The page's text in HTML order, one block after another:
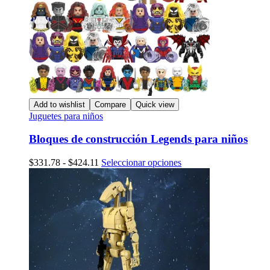
Add to wishlist Compare Quick view
Juguetes para niños
Bloques de construcción Legends para niños
$331.78 - $424.11 Rango
de
precios:
desde
$331.78
hasta
$424.11
Seleccionar opcionesEste
producto
múltiples
Las
opciones
se
pueden